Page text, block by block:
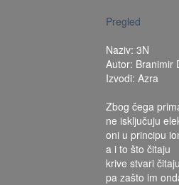
Pregled
Naziv: 3N
Autor: Branimir
Izvodi: Azra
Zbog čega
ne isključuju
oni u principu
a i to što čitaju
krive stvari čitaju
pa zašto im